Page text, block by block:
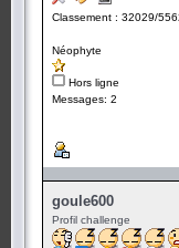
Classement : 32029/
Néophyte
Hors ligne
Messages: 2
goule600
Profil challenge